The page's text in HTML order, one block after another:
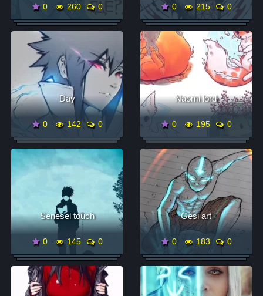
0 260 0 0 215 0
Day
0 142 0
Naomi lord
0 195 0
Senesel touch
0 145 0
Gesi art
0 183 0